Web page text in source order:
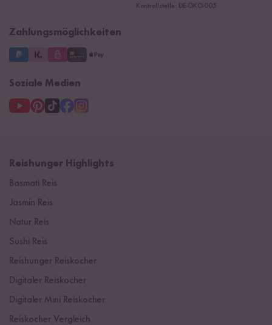
Kontrollstelle: DE-ÖKO-005
Zahlungsmöglichkeiten
Soziale Medien
Reishunger Highlights
Basmati Reis
Jasmin Reis
Natur Reis
Sushi Reis
Reishunger Reiskocher
Digitaler Reiskocher
Digitaler Mini Reiskocher
Reiskocher Vergleich